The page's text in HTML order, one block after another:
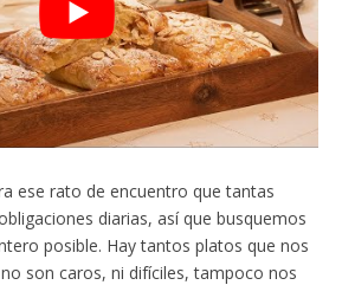
ese rato de encuentro que tantas
diarias, así que busquemos
posible. Hay tantos platos que nos
son caros, ni difíciles, tampoco nos